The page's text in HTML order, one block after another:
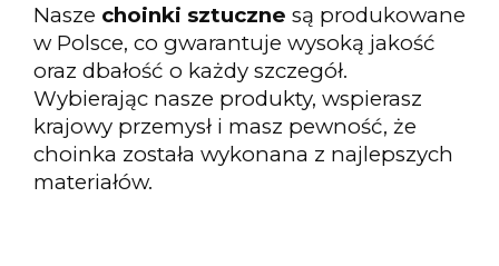
Nasze choinki sztuczne są produkowane
w Polsce, co gwarantuje wysoką jakość
oraz dbałość o każdy szczegół.
Wybierając nasze produkty, wspierasz
krajowy przemysł i masz pewność, że
choinka została wykonana z najlepszych
materiałów.